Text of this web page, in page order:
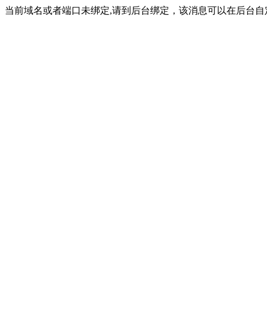
当前域名或者端口未绑定,请到后台绑定，该消息可以在后台自